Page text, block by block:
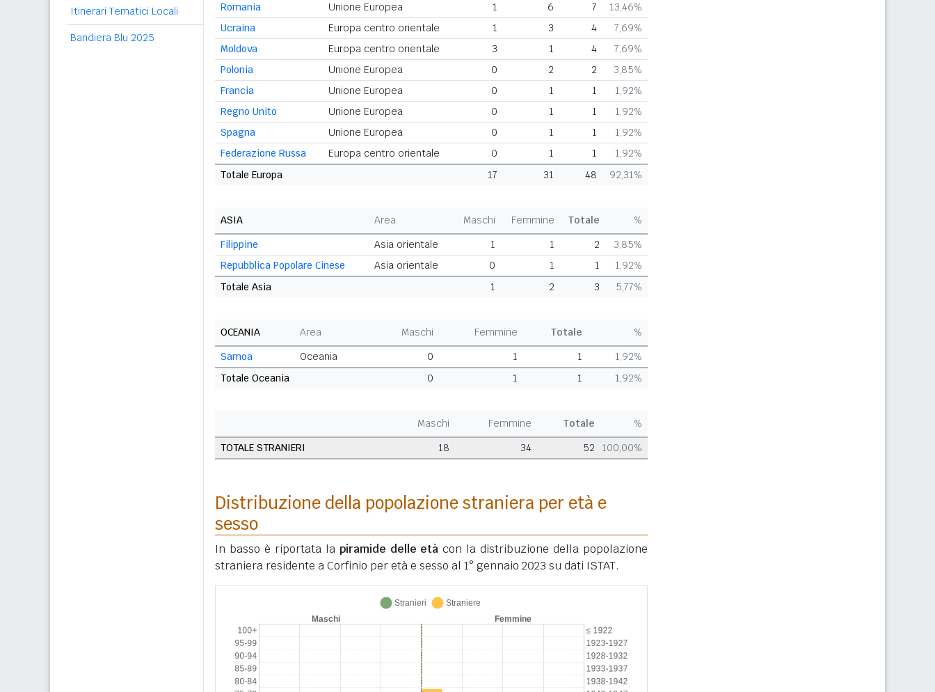
Itinerari Tematici Locali
Bandiera Blu 2025
Romania
Unione Europea 1 6 7
13,46%
Ucraina
Europa centro orientale 1 3 4
7,69%
Moldova
Europa centro orientale 3 1 4
7,69%
Polonia
Unione Europea 0 2 2
3,85%
Francia
Unione Europea 0 1 1
1,92%
Regno Unito
Unione Europea 0 1 1
1,92%
Spagna
Unione Europea 0 1 1
1,92%
Federazione Russa
Europa centro orientale 0 1 1
1,92%
Totale Europa
17 31 48 92,31%
ASIA Area Maschi Femmine Totale
%
Filippine
Asia orientale 1 1 2
3,85%
Repubblica Popolare Cinese
Asia orientale 0 1 1
1,92%
Totale Asia
1 2 3 5,77%
OCEANIA Area Maschi Femmine Totale
%
Samoa
Oceania 0 1 1
1,92%
Totale Oceania
0 1 1 1,92%
Maschi Femmine Totale
%
TOTALE STRANIERI
18 34 52 100,00%
Distribuzione della popolazione straniera per età e
sesso
In basso è riportata la piramide delle età con la distribuzione della popolazione
straniera residente a Corfinio per età e sesso al 1° gennaio 2023 su dati ISTAT.